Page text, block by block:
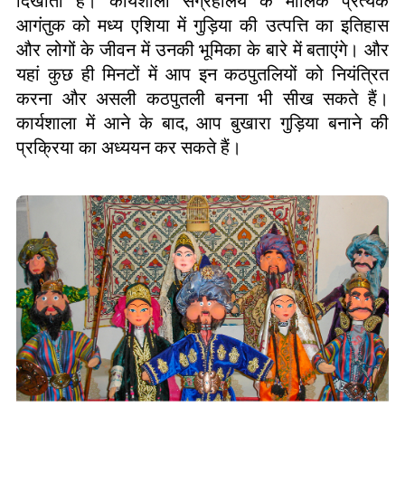
आगंतुक को मध्य एशिया में गुड़िया की उत्पत्ति का इतिहास
और लोगों के जीवन में उनकी भूमिका के बारे में बताएंगे। और
यहां कुछ ही मिनटों में आप इन कठपुतलियों को नियंत्रित
करना और असली कठपुतली बनना भी सीख सकते हैं।
कार्यशाला में आने के बाद,आप बुखारा गुड़िया बनाने की
प्रक्रिया का अध्ययन कर सकते हैं।